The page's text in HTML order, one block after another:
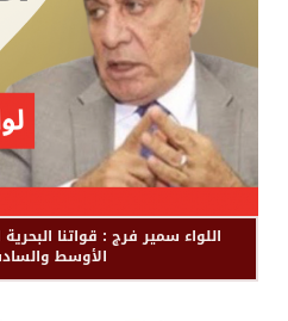
اللواء سمير فرج : قواتنا
الأوسط